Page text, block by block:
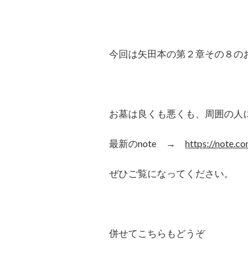
今回は矢田本の第２章その８の
お墓は良くも悪くも、周囲の人
最新のnote → https://
ぜひご覧になってください。
併せてこちらもどうぞ